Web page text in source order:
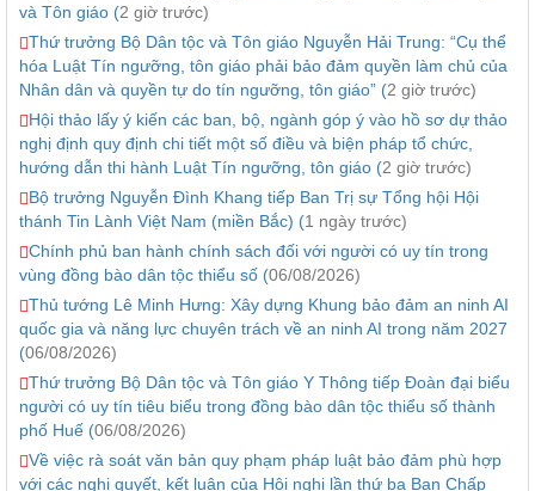
và Tôn giáo (2 giờ trước)
Thứ trưởng Bộ Dân tộc và Tôn giáo Nguyễn Hải Trung: “Cụ thể
hóa Luật Tín ngưỡng, tôn giáo phải bảo đảm quyền làm chủ của
Nhân dân và quyền tự do tín ngưỡng, tôn giáo” (2 giờ trước)
Hội thảo lấy ý kiến các ban, bộ, ngành góp ý vào hồ sơ dự thảo
nghị định quy định chi tiết một số điều và biện pháp tổ chức,
hướng dẫn thi hành Luật Tín ngưỡng, tôn giáo (2 giờ trước)
Bộ trưởng Nguyễn Đình Khang tiếp Ban Trị sự Tổng hội Hội
thánh Tin Lành Việt Nam (miền Bắc) (1 ngày trước)
Chính phủ ban hành chính sách đối với người có uy tín trong
vùng đồng bào dân tộc thiểu số (06/08/2026)
Thủ tướng Lê Minh Hưng: Xây dựng Khung bảo đảm an ninh AI
quốc gia và năng lực chuyên trách về an ninh AI trong năm 2027
(06/08/2026)
Thứ trưởng Bộ Dân tộc và Tôn giáo Y Thông tiếp Đoàn đại biểu
người có uy tín tiêu biểu trong đồng bào dân tộc thiểu số thành
phố Huế (06/08/2026)
Về việc rà soát văn bản quy phạm pháp luật bảo đảm phù hợp
với các nghị quyết, kết luận của Hội nghị lần thứ ba Ban Chấp